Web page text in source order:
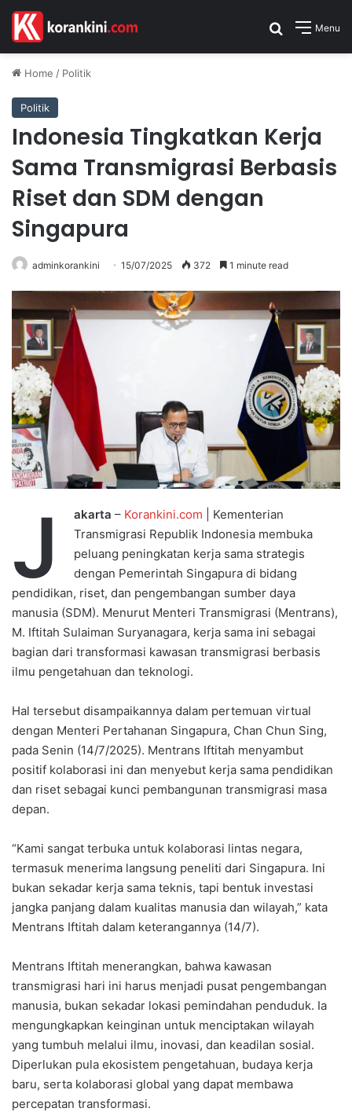
Menu
Search for
Home / Politik
Politik
Indonesia Tingkatkan Kerja
Sama Transmigrasi Berbasis
Riset dan SDM dengan
Singapura
adminkorankini 15/07/2025 372 1 minute read
J akarta – Korankini.com | Kementerian
Transmigrasi Republik Indonesia membuka
peluang peningkatan kerja sama strategis
dengan Pemerintah Singapura di bidang
pendidikan, riset, dan pengembangan sumber daya
manusia (SDM). Menurut Menteri Transmigrasi (Mentrans),
M. Iftitah Sulaiman Suryanagara, kerja sama ini sebagai
bagian dari transformasi kawasan transmigrasi berbasis
ilmu pengetahuan dan teknologi.
Hal tersebut disampaikannya dalam pertemuan virtual
dengan Menteri Pertahanan Singapura, Chan Chun Sing,
pada Senin (14/7/2025). Mentrans Iftitah menyambut
positif kolaborasi ini dan menyebut kerja sama pendidikan
dan riset sebagai kunci pembangunan transmigrasi masa
depan.
“Kami sangat terbuka untuk kolaborasi lintas negara,
termasuk menerima langsung peneliti dari Singapura. Ini
bukan sekadar kerja sama teknis, tapi bentuk investasi
jangka panjang dalam kualitas manusia dan wilayah,” kata
Mentrans Iftitah dalam keterangannya (14/7).
Mentrans Iftitah menerangkan, bahwa kawasan
transmigrasi hari ini harus menjadi pusat pengembangan
manusia, bukan sekadar lokasi pemindahan penduduk. Ia
mengungkapkan keinginan untuk menciptakan wilayah
yang tumbuh melalui ilmu, inovasi, dan keadilan sosial.
Diperlukan pula ekosistem pengetahuan, budaya kerja
baru, serta kolaborasi global yang dapat membawa
percepatan transformasi.